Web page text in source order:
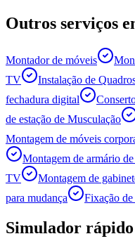
Outros serviços
Montador de móveis
TV
Instalação de
fechadura digital
de estação de Musculação
Montagem de móveis
Montagem de armário
TV
Montagem de
para mudança
Fixação
Simulador